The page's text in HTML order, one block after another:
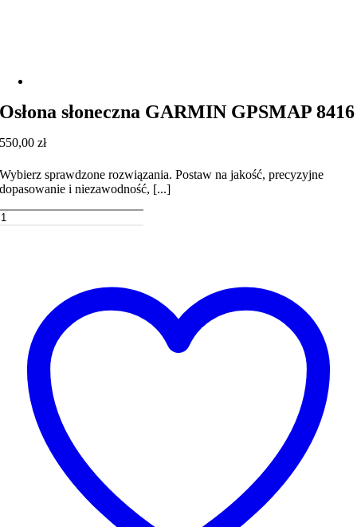
Osłona słoneczna GARMIN GPSMAP 8416
550,00zł
Wybierz sprawdzone rozwiązania. Postaw na jakość, precyzyjne
dopasowanie i niezawodność, [...]